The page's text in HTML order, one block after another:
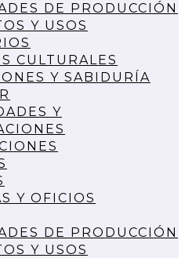
DE PRODUCCIÓN
Y USOS
CULTURALES
Y SABIDURÍA
Y
Y OFICIOS
DE PRODUCCIÓN
Y USOS